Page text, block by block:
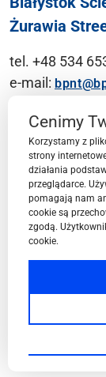
Żurawia
tel. +48 534
e-mail:
Contact
BPN-T Area
BPN-T Offer
Cenimy
Korzystamy z
strony
działania
przeglądarce.
pomagają nam
cookie są
zgodą.
cookie.